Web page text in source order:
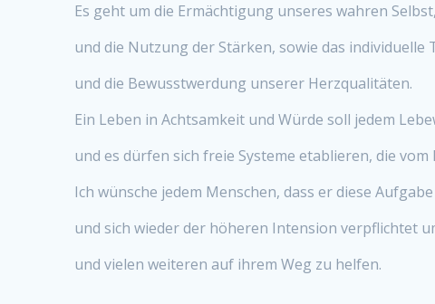
Es geht um die Ermächtigung unseres wahren Selbst,
und die Nutzung der Stärken, sowie das individuelle
und die Bewusstwerdung unserer Herzqualitäten.
Ein Leben in Achtsamkeit und Würde soll jedem
und es dürfen sich freie Systeme etablieren, die
Ich wünsche jedem Menschen, dass er diese
und sich wieder der höheren Intension verpflichtet
und vielen weiteren auf ihrem Weg zu helfen.